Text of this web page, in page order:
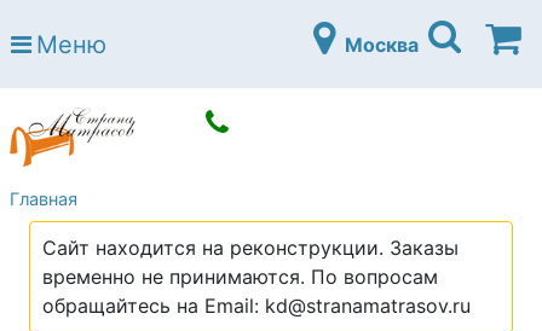
Страна матрасов
Open submenu (Матрасы)
Open submenu (Кровати)
Кровати
Open submenu (Аксессуары)
Open submenu (Диваны)
Диваны
Open submenu (Постельное белье)
Постельное белье
Open submenu (Мебель)
Мебель
Меню Москва
Главная
Сайт находится на реконструкции. Заказы
временно не принимаются. По вопросам
обращайтесь на Email: kd@stranamatrasov.ru